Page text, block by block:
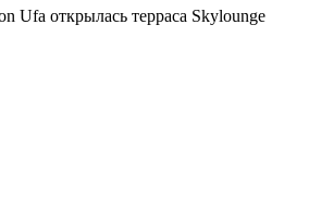
Ufa открылась терраса Skylounge